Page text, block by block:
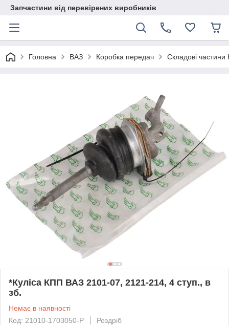
Запчастини від перевірених виробників
Головна ВАЗ Коробка передач Складові
*Куліса КПП ВАЗ 2101-07, 2121-214, 4 ступ., в
зб.
Немає в наявності
Код: 21010-1703050-P
Роздріб